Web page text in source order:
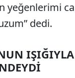
yeğenlerimi
dedi.